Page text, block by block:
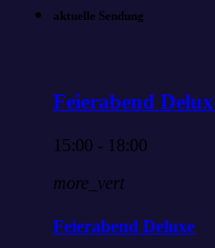
aktuelle Sendung
Feierabend
15:00 - 18:00
more_vert
Feierabend Deluxe